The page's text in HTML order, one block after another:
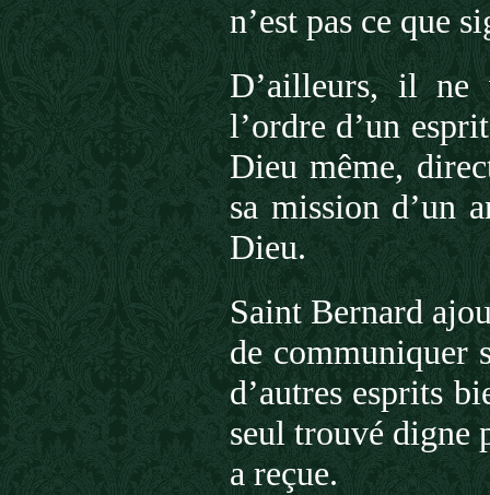
n’est pas ce que
D’ailleurs, il ne
l’ordre d’un
Dieu même,
sa mission d’un
Dieu.
Saint Bernard
de communiquer
d’autres esprits
seul trouvé digne
a reçue.